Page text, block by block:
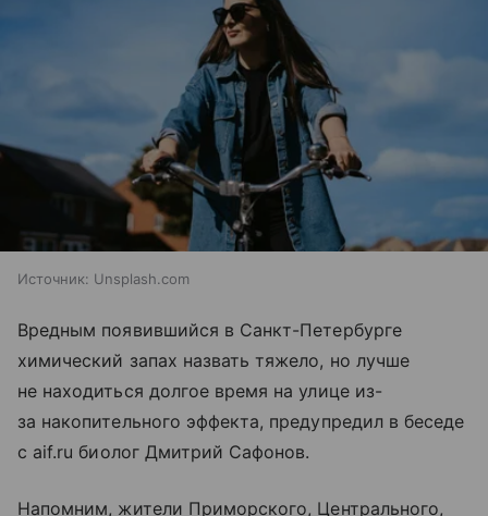
Источник: Unsplash.com
Вредным появившийся в Санкт-Петербурге
химический запах назвать тяжело, но лучше
не находиться долгое время на улице из-
за накопительного эффекта, предупредил в беседе
с aif.ru биолог Дмитрий Сафонов.
Напомним, жители Приморского, Центрального,